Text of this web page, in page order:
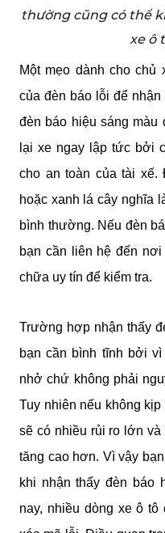
thường cũng có thể
xe ô
Một mẹo dành cho
của đèn báo lỗi để
đèn báo hiệu sáng màu
lại xe ngay lập tức bởi
cho an toàn của tài
hoặc xanh lá cây nghĩa
bình thường. Nếu đèn
bạn cần liên hệ đến
chữa uy tín để kiểm tra.
Trường hợp nhận thấy
bạn cần bình tĩnh bởi
nhở chứ không phải
Tuy nhiên nếu không
sẽ có nhiều rủi ro lớn
tăng cao hơn. Vì vậy
khi nhận thấy đèn báo
nay, nhiều dòng xe ô